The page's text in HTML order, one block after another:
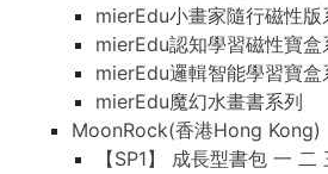
mierEdu小畫家隨行磁性版
mierEdu認知學習磁性寶盒
mierEdu邏輯智能學習寶盒
mierEdu魔幻水畫書系列
MoonRock(香港Hong Kong)
【SP1】 成長型書包 一